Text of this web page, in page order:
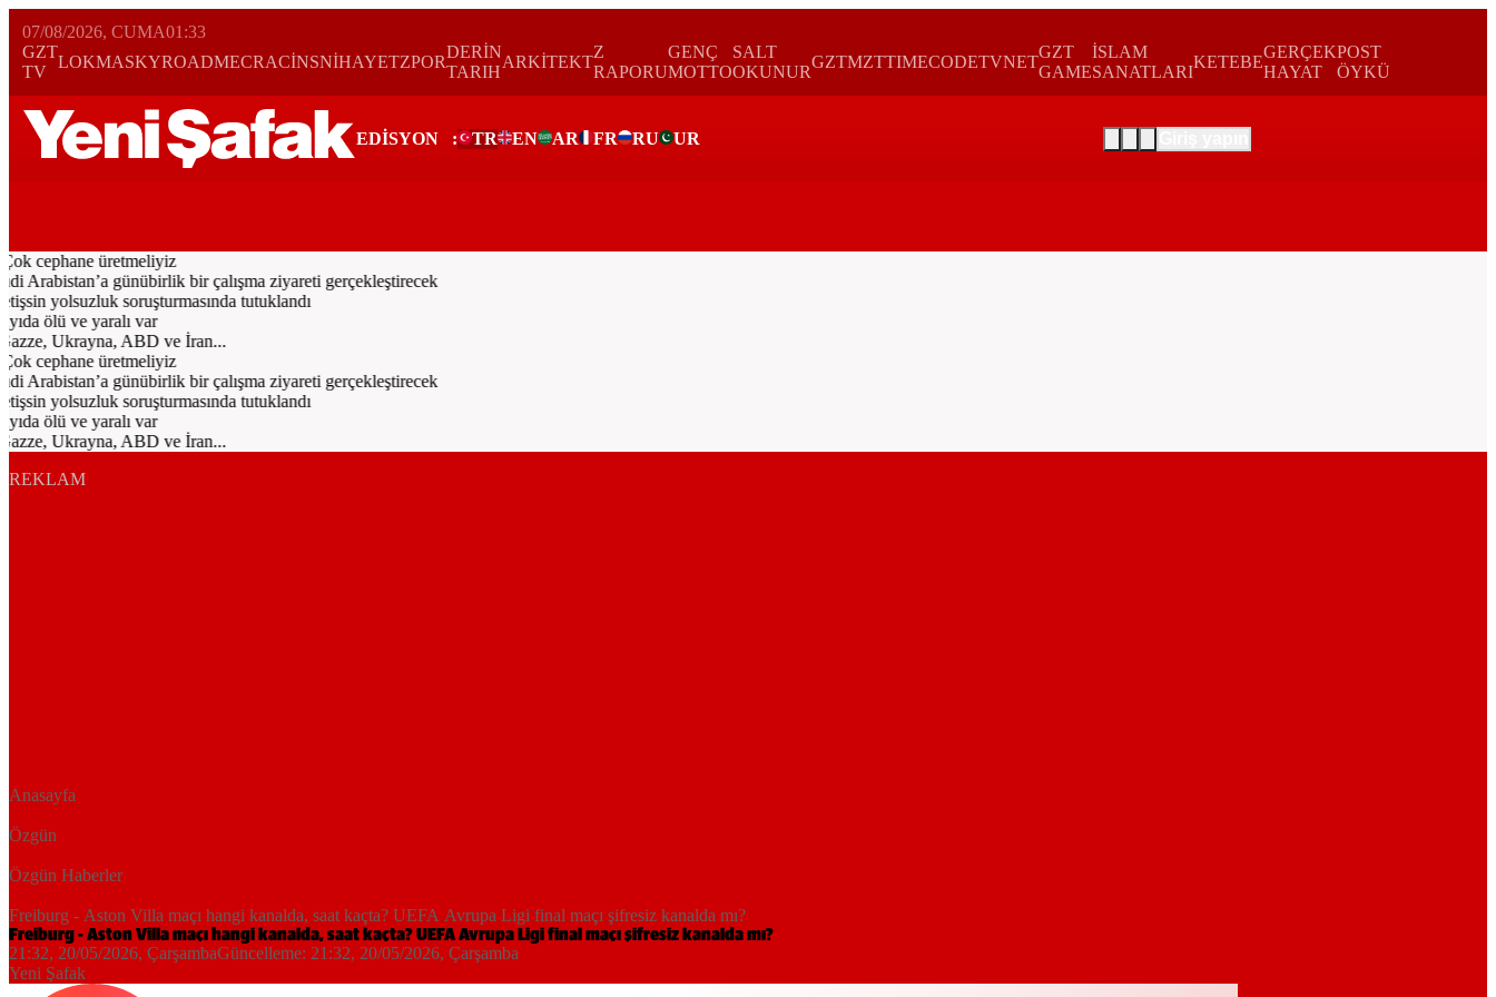
07/08/2026, CUMA01:33
GZT
TV
LOKMASKYROADMECRACİNSNİHAYETZPOR
DERİN
TARIH
ARKİTEKT
Z
RAPORU
GENÇ
MOTTO
SALT
OKUNUR
GZTMZTTIMECODETVNET
GZT
GAME
İSLAM
SANATLARI
KETEBE
GERÇEK
HAYAT
POST
ÖYKÜ
EDİSYON : TR EN AR FR RU UR
cephane üretmeliyiz
Arabistan’a günübirlik bir çalışma ziyareti gerçekleştirecek
yolsuzluk soruşturmasında tutuklandı
ölü ve yaralı var
Ukrayna, ABD ve İran...
cephane üretmeliyiz
Arabistan’a günübirlik bir çalışma ziyareti gerçekleştirecek
yolsuzluk soruşturmasında tutuklandı
ölü ve yaralı var
Ukrayna, ABD ve İran...
REKLAM
Anasayfa
Özgün
Özgün Haberler
Freiburg - Aston Villa maçı hangi kanalda, saat kaçta? UEFA Avrupa Ligi final maçı şifresiz kanalda mı?
Freiburg - Aston Villa maçı hangi kanalda, saat kaçta? UEFA Avrupa Ligi final maçı şifresiz kanalda mı?
21:32, 20/05/2026, ÇarşambaGüncelleme: 21:32, 20/05/2026, Çarşamba
Yeni Şafak